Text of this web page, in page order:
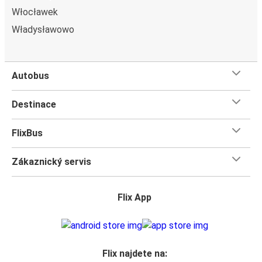
Włocławek
Władysławowo
Autobus
Destinace
FlixBus
Zákaznický servis
Flix App
Flix najdete na: